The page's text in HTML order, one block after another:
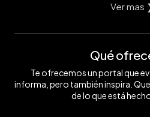
Ver mas
Qué
Te ofrecemos un portal que
informa, pero también inspira.
de lo que está